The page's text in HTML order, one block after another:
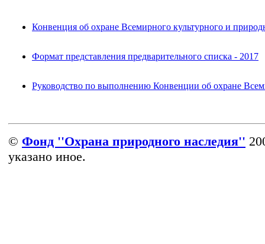
Конвенция об охране Всемирного культурного и
Формат представления предварительного списка - 2017
Руководство по выполнению Конвенции об охране
© Фонд ''Охрана природного наследия''
указано иное.